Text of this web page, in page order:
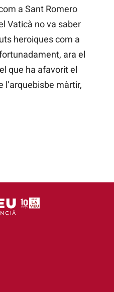
a Sant Romero
Vaticà no va saber
heroiques com a
ara el
que ha afavorit el
l’arquebisbe màrtir,